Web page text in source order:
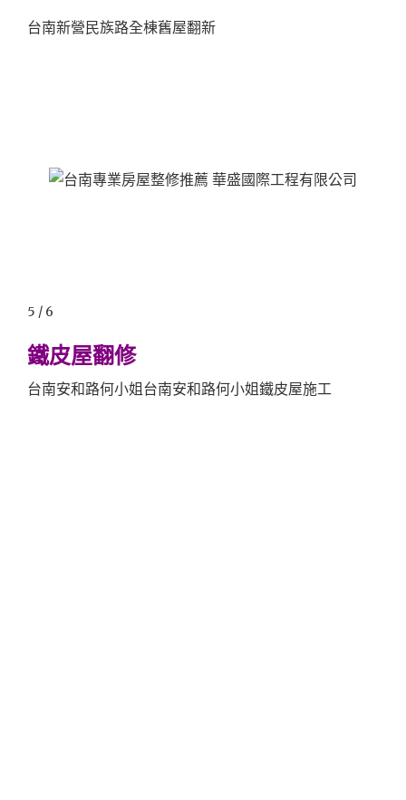
台南新營民族路全棟舊屋翻新
5 / 6
鐵皮屋翻修
台南安和路何小姐台南安和路何小姐鐵皮屋施工